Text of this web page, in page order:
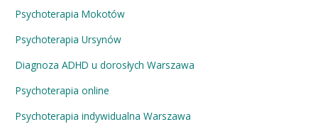
Psychoterapia Mokotów
Psychoterapia Ursynów
Diagnoza ADHD u dorosłych Warszawa
Psychoterapia online
Psychoterapia indywidualna Warszawa